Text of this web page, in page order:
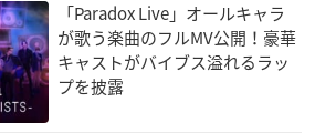
「Paradox Live」オールキャラ
が歌う楽曲のフルMV公開！豪華
キャストがバイブス溢れるラッ
プを披露